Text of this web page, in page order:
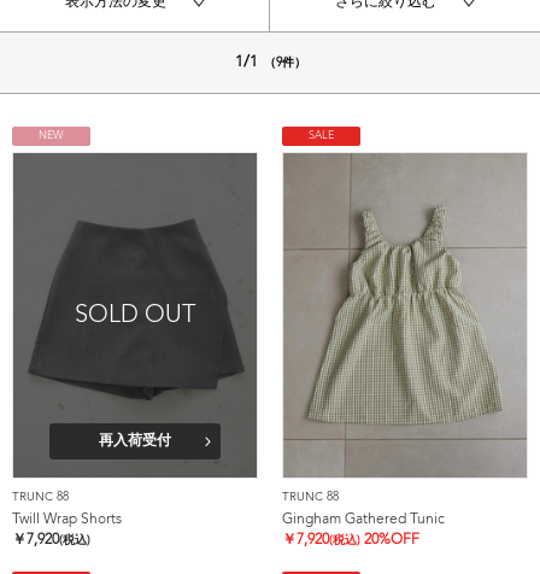
1/1 （9件）
NEW
SOLD OUT
再入荷受付
TRUNC 88
Twill Wrap Shorts
￥ 7,920(税込)
SALE
TRUNC 88
Gingham Gathered Tunic
￥ 7,920(税込) 20%OFF